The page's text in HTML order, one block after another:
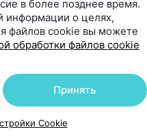
волос:
к
пробор
в более позднее время.
информации о целях,
файлов cookie вы можете
обработки файлов cookie
Принять
Cookie